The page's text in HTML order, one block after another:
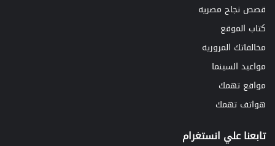
قصص نجاح مصريه
كتاب الموقع
مخالفاتك المروريه
مواعيد السينما
مواقع تهمك
هواتف تهمك
تابعنا علي انستغرام